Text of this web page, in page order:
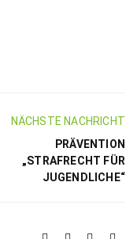
NÄCHSTE NACHRICHT
PRÄVENTION
„STRAFRECHT FÜR
JUGENDLICHE“